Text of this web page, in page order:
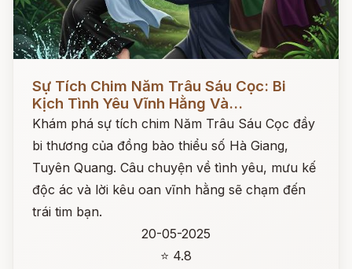
Sự Tích Chim Năm Trâu Sáu Cọc: Bi
Kịch Tình Yêu Vĩnh Hằng Và...
Khám phá sự tích chim Năm Trâu Sáu Cọc đầy
bi thương của đồng bào thiểu số Hà Giang,
Tuyên Quang. Câu chuyện về tình yêu, mưu kế
độc ác và lời kêu oan vĩnh hằng sẽ chạm đến
trái tim bạn.
20-05-2025
⭐ 4.8